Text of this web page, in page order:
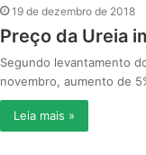
19 de dezembro de 2018
Preço da Ureia
Segundo levantamento
novembro, aumento de
Leia mais »